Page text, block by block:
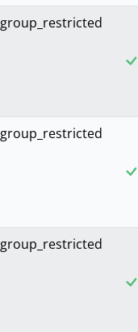
group_restricted
group_restricted
group_restricted